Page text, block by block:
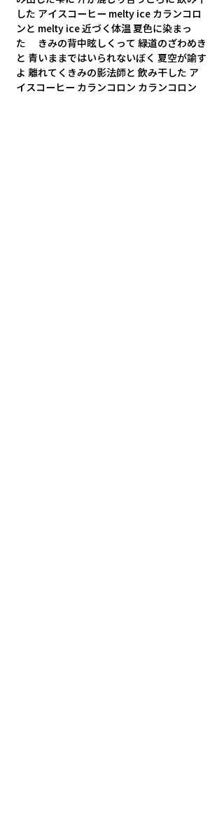
した アイスコーヒー melty ice カランコロ
ンと melty ice 近づく体温 夏色に染まっ
た　 きみの背中眩しくって 緑道のざわめき
と 青いままではいられないぼく 夏空が諭す
よ 離れてくきみの影法師と 飲み干した ア
イスコーヒー カランコロン カランコロン